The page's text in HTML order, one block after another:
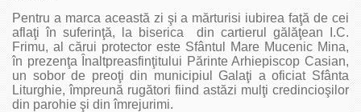
Pentru a marca această zi şi a mărturisi iubirea faţă de cei
aflaţi în suferinţă, la biserica din cartierul gălăţean I.C.
Frimu, al cărui protector este Sfântul Mare Mucenic Mina,
în prezenţa Înaltpreasfinţitului Părinte Arhiepiscop Casian,
un sobor de preoţi din municipiul Galaţi a oficiat Sfânta
Liturghie, împreună rugători fiind astăzi mulţi credincioşilor
din parohie şi din îmrejurimi.